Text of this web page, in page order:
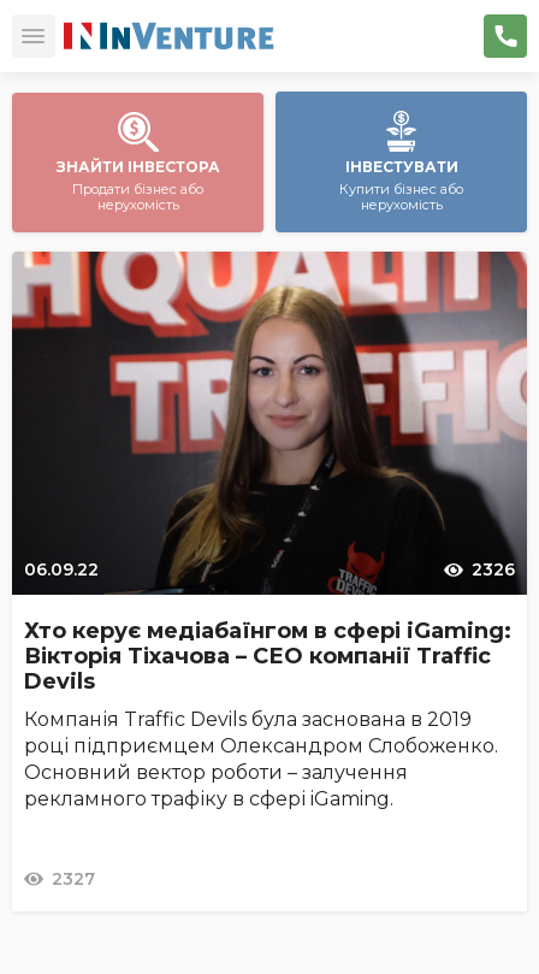
ЗНАЙТИ ІНВЕСТОРА
Продати бізнес або
нерухомість
ІНВЕСТУВАТИ
Купити бізнес або
нерухомість
06.09.22 2326
Хто керує медіабаїнгом в сфері iGaming:
Вікторія Тіхачова – СЕО компанії Traffic
Devils
Компанія Traffic Devils була заснована в 2019
році підприємцем Олександром Слобоженко.
Основний вектор роботи – залучення
рекламного трафіку в сфері iGaming.
2327